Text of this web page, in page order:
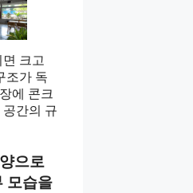
크고
조가 독
에 콘크
간의 규
으로
모습을